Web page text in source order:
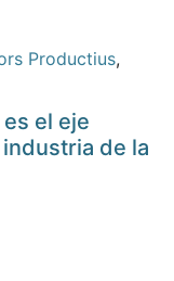
Productius,
el eje
de la